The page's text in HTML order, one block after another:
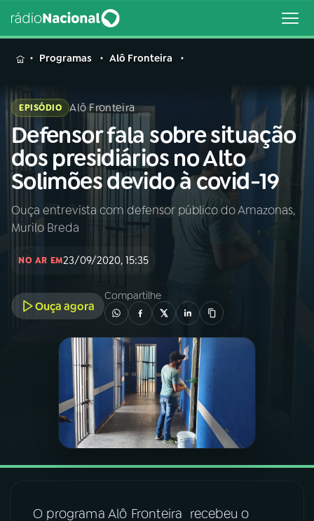
MENU
Buscar
na
Rádio
Nacional
Buscar
AO VIVO
INÍCIO
A RÁDIO
PROGRAMAÇÃO
PROGRAMAS
PODCASTS
Programas Alô Fronteira
EPISÓDIO Alô Fronteira
Defensor fala sobre situação
dos presidiários no Alto
Solimões devido à covid-19
Ouça entrevista com defensor público do Amazonas,
Murilo Breda
NO AR EM23/09/2020, 15:35
Ouça agora
Compartilhe
O programa Alô Fronteira recebeu o